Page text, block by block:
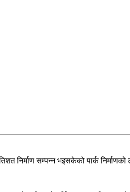
निर्माण सम्पन्न भइसकेको पार्क निर्माणको